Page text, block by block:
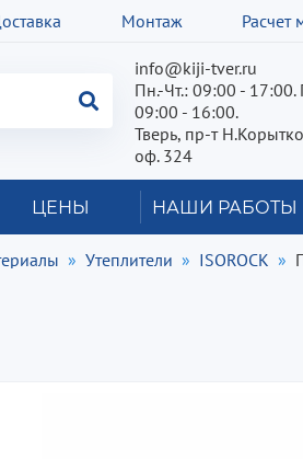
Монтаж Расчет
info@kiji-tver.ru
Пн.-Чт.: 09:00 - 17:00.
09:00 - 16:00.
Тверь, пр-т
оф. 324
ЦЕНЫ НАШИ РАБОТЫ
Утеплители ISOROCK